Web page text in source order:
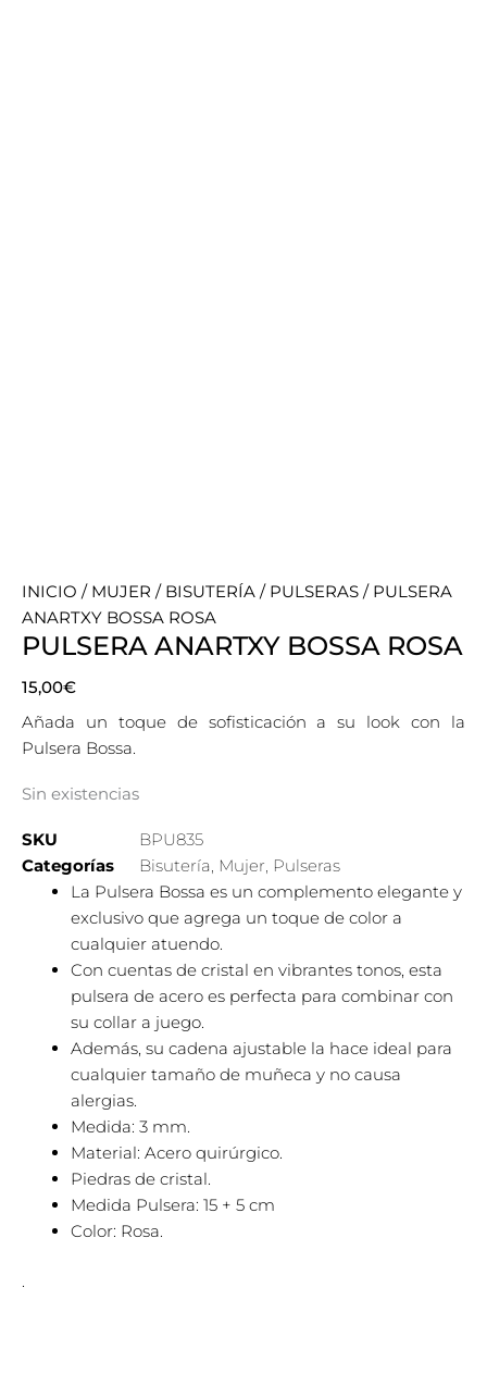
INICIO / MUJER / BISUTERÍA / PULSERAS / PULSERA
ANARTXY BOSSA ROSA
PULSERA ANARTXY BOSSA ROSA
15,00€
Añada un toque de sofisticación a su look con la
Pulsera Bossa.
Sin existencias
SKU
BPU835
Categorías
Bisutería, Mujer, Pulseras
La Pulsera Bossa es un complemento elegante y
exclusivo que agrega un toque de color a
cualquier atuendo.
Con cuentas de cristal en vibrantes tonos, esta
pulsera de acero es perfecta para combinar con
su collar a juego.
Además, su cadena ajustable la hace ideal para
cualquier tamaño de muñeca y no causa
alergias.
Medida: 3 mm.
Material: Acero quirúrgico.
Piedras de cristal.
Medida Pulsera: 15 + 5 cm
Color: Rosa.
.